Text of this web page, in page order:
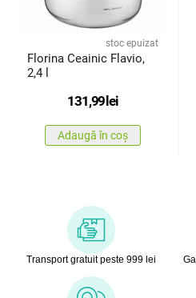
stoc epuizat
Florina Ceainic Flavio,
2,4 l
131,99lei
Adaugă în coș
Transport gratuit peste 999 lei